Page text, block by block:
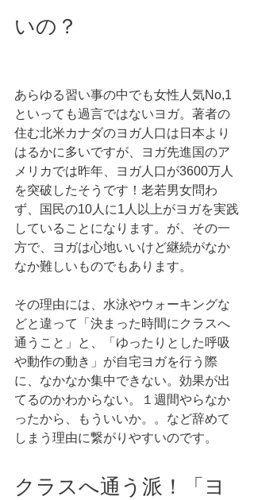
いの？
あらゆる習い事の中でも女性人気No,1
といっても過言ではないヨガ。著者の
住む北米カナダのヨガ人口は日本より
はるかに多いですが、ヨガ先進国のア
メリカでは昨年、ヨガ人口が3600万人
を突破したそうです！老若男女問わ
ず、国民の10人に1人以上がヨガを実践
していることになります。が、その一
方で、ヨガは心地いいけど継続がなか
なか難しいものでもあります。
その理由には、水泳やウォーキングな
どと違って「決まった時間にクラスへ
通うこと」と、「ゆったりとした呼吸
や動作の動き」が自宅ヨガを行う際
に、なかなか集中できない。効果が出
てるのかわからない。１週間やらなか
ったから、もういいか。。など辞めて
しまう理由に繋がりやすいのです。
クラスへ通う派！「ヨ